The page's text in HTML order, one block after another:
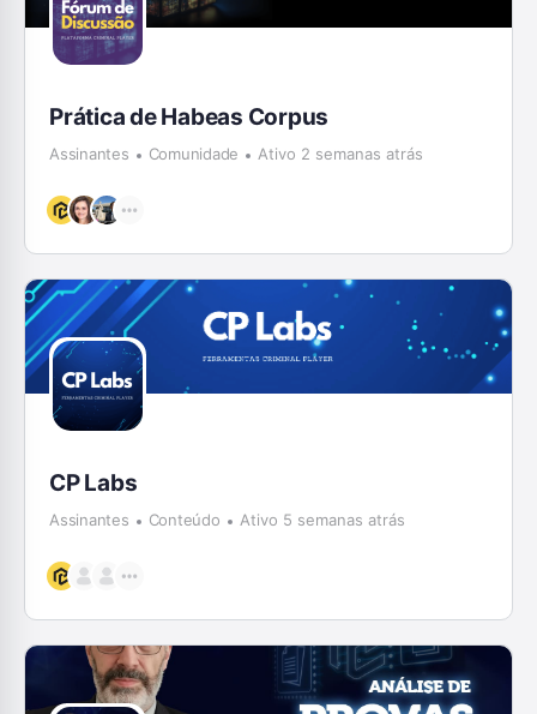
Prática de Habeas Corpus
Assinantes Comunidade Ativo 2 semanas atrás
CP Labs
Assinantes Conteúdo Ativo 5 semanas atrás